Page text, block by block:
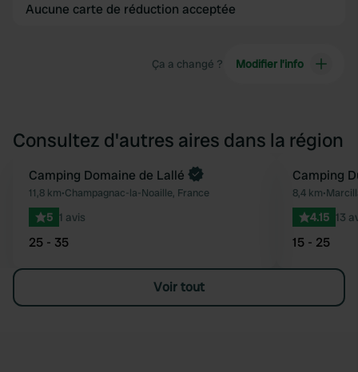
Aucune carte de réduction acceptée
Ça a changé ? Modifier l’info
Consultez d'autres aires dans la région
Préféré
Reserve maintenant
Camping Domaine de Lallé
11,8 km•Champagnac-la-Noaille, France
5 1 avis
25 - 35
Camping
8,4 km•
4.15 13
15 - 25
Voir tout